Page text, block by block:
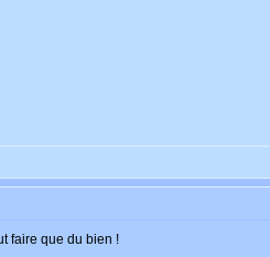
faire que du bien !